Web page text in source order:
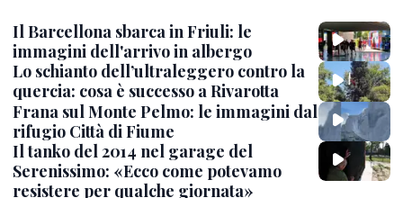
Il Barcellona sbarca in Friuli: le
immagini dell'arrivo in albergo
Lo schianto dell’ultraleggero contro la
quercia: cosa è successo a Rivarotta
Frana sul Monte Pelmo: le immagini dal
rifugio Città di Fiume
Il tanko del 2014 nel garage del
Serenissimo: «Ecco come potevamo
resistere per qualche giornata»